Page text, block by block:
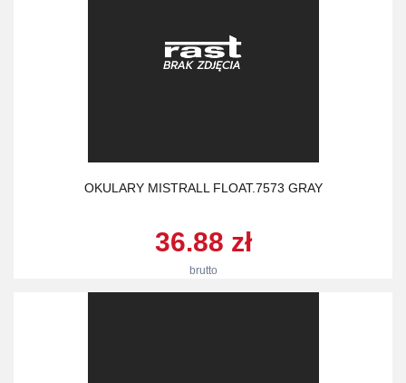
OKULARY MISTRALL FLOAT.7573 GRAY
36.88 zł
brutto